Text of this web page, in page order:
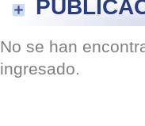
No se han
ingresado.